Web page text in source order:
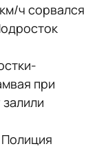
ч сорвался
при